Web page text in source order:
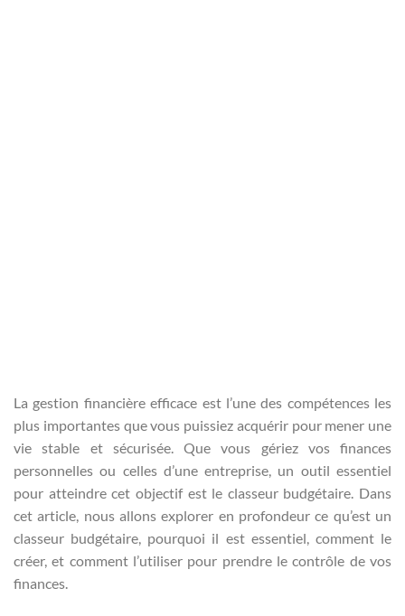
La gestion financière efficace est l’une des compétences les
plus importantes que vous puissiez acquérir pour mener une
vie stable et sécurisée. Que vous gériez vos finances
personnelles ou celles d’une entreprise, un outil essentiel
pour atteindre cet objectif est le classeur budgétaire. Dans
cet article, nous allons explorer en profondeur ce qu’est un
classeur budgétaire, pourquoi il est essentiel, comment le
créer, et comment l’utiliser pour prendre le contrôle de vos
finances.